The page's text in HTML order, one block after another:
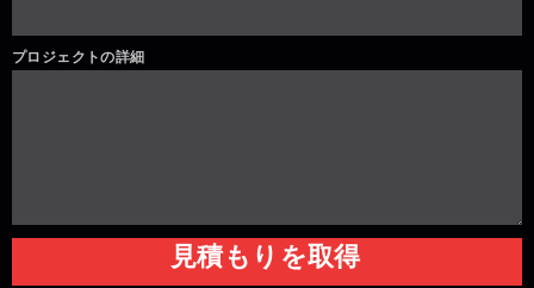
プロジェクトの詳細
見積もりを取得